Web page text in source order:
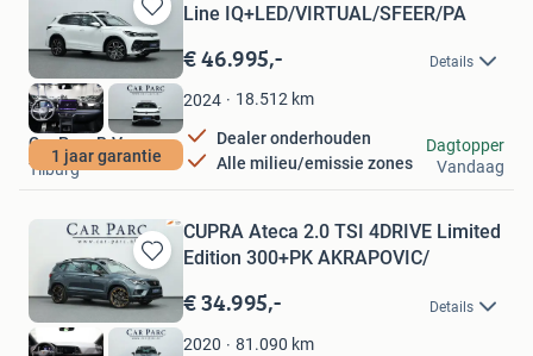
Bewaren
in
Favorieten
1 jaar garantie
Line IQ+LED/VIRTUAL/SFEER/PA
€ 46.995,- Details
2024 18.512 km
Dealer onderhouden
Alle milieu/emissie zones
Car Parc B.V.
Tilburg
Dagtopper
Vandaag
Bewaren
in
Mijn
Favorieten
CUPRA Ateca 2.0 TSI 4DRIVE Limited
Edition 300+PK AKRAPOVIC/
€ 34.995,- Details
2020 81.090 km